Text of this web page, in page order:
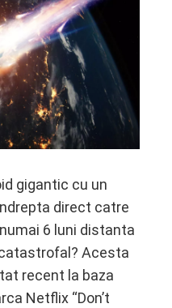
gigantic cu un
direct catre
6 luni distanta
Acesta
recent la baza
Netflix “Don’t